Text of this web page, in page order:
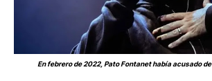
En febrero de 2022, Pato Fontanet había acusado